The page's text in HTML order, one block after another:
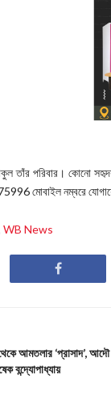
তাঁর পরিবার। কোনো
মোবাইল নম্বরে
WB News
আমতলার ‘প্রাসাদ’,
বন্দ্যোপাধ্যায়